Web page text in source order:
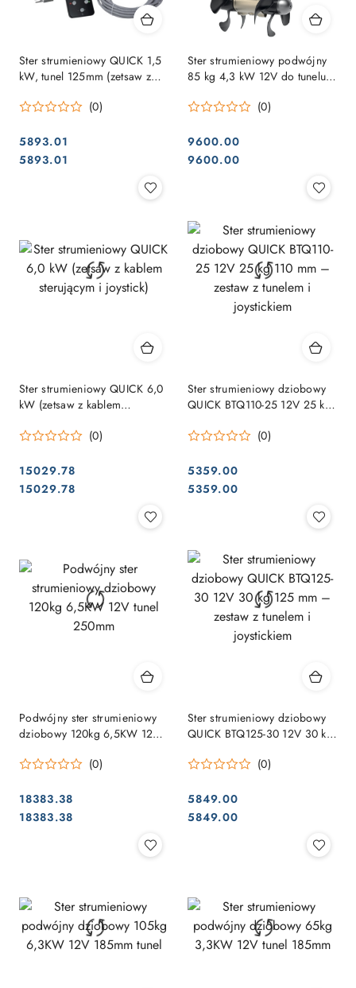
Ster strumieniowy QUICK 1,5
kW, tunel 125mm (zetsaw z
bezpiecznikiem i panelem
(0)
Cena:
5893.01
Cena:
5893.01
Ster strumieniowy podwójny
85 kg 4,3 kW 12V do tunelu
(0)
Cena:
9600.00
Cena:
9600.00
Ster strumieniowy QUICK 6,0
kW (zetsaw z kablem
(0)
Cena:
15029.78
Cena:
15029.78
Ster strumieniowy dziobowy
QUICK BTQ110-25 12V 25 kg
joystickiem
(0)
Cena:
5359.00
Cena:
5359.00
Podwójny ster strumieniowy
dziobowy 120kg 6,5KW 12V
(0)
Cena:
18383.38
Cena:
18383.38
Ster strumieniowy dziobowy
QUICK BTQ125-30 12V 30 kg
joystickiem
(0)
Cena:
5849.00
Cena:
5849.00